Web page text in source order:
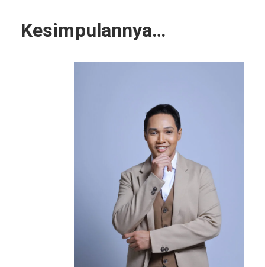
Kesimpulannya…